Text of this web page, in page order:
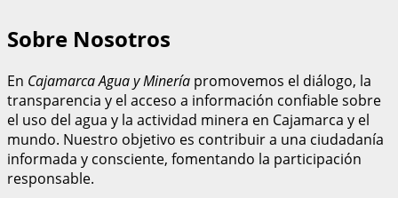
Sobre Nosotros
En Cajamarca Agua y Minería promovemos el diálogo, la
transparencia y el acceso a información confiable sobre
el uso del agua y la actividad minera en Cajamarca y el
mundo. Nuestro objetivo es contribuir a una ciudadanía
informada y consciente, fomentando la participación
responsable.